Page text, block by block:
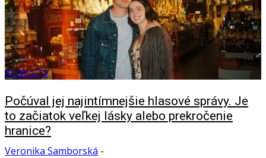
FILM a TV
Počúval jej najintímnejšie hlasové správy. Je
to začiatok veľkej lásky alebo prekročenie
hranice?
Veronika Samborská -